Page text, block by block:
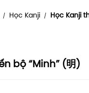
/ Học Kanji / Học Kanji
bộ “Minh” (明)